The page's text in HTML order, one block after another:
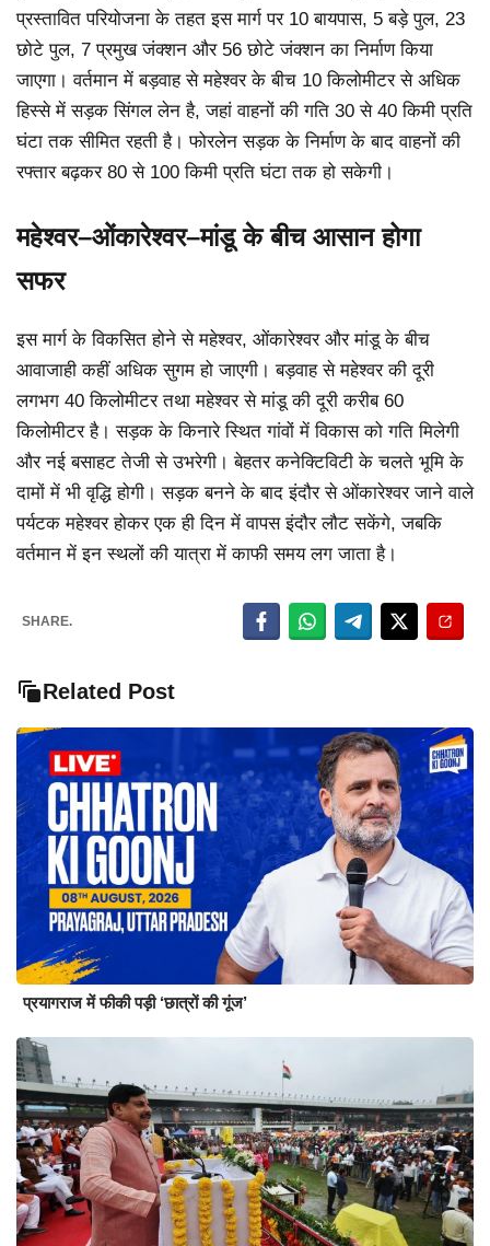
प्रस्तावित परियोजना के तहत इस मार्ग पर 10 बायपास, 5 बड़े पुल, 23
छोटे पुल, 7 प्रमुख जंक्शन और 56 छोटे जंक्शन का निर्माण किया
जाएगा। वर्तमान में बड़वाह से महेश्वर के बीच 10 किलोमीटर से अधिक
हिस्से में सड़क सिंगल लेन है, जहां वाहनों की गति 30 से 40 किमी प्रति
घंटा तक सीमित रहती है। फोरलेन सड़क के निर्माण के बाद वाहनों की
रफ्तार बढ़कर 80 से 100 किमी प्रति घंटा तक हो सकेगी।
महेश्वर–ओंकारेश्वर–मांडू के बीच आसान होगा
सफर
इस मार्ग के विकसित होने से महेश्वर, ओंकारेश्वर और मांडू के बीच
आवाजाही कहीं अधिक सुगम हो जाएगी। बड़वाह से महेश्वर की दूरी
लगभग 40 किलोमीटर तथा महेश्वर से मांडू की दूरी करीब 60
किलोमीटर है। सड़क के किनारे स्थित गांवों में विकास को गति मिलेगी
और नई बसाहट तेजी से उभरेगी। बेहतर कनेक्टिविटी के चलते भूमि के
दामों में भी वृद्धि होगी। सड़क बनने के बाद इंदौर से ओंकारेश्वर जाने वाले
पर्यटक महेश्वर होकर एक ही दिन में वापस इंदौर लौट सकेंगे, जबकि
वर्तमान में इन स्थलों की यात्रा में काफी समय लग जाता है।
SHARE.
Related Post
प्रयागराज में फीकी पड़ी ‘छात्रों की गूंज’